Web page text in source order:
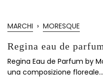
MARCHI › MORESQUE
Regina eau de
Regina Eau de Parfum by
una composizione floreale...